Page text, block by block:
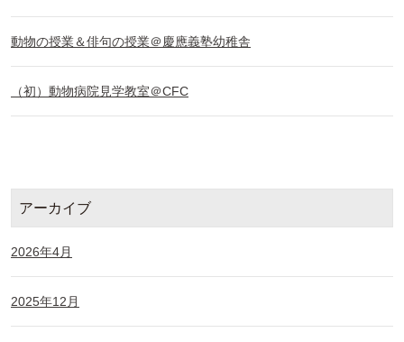
動物の授業＆俳句の授業＠慶應義塾幼稚舎
（初）動物病院見学教室＠CFC
アーカイブ
2026年4月
2025年12月